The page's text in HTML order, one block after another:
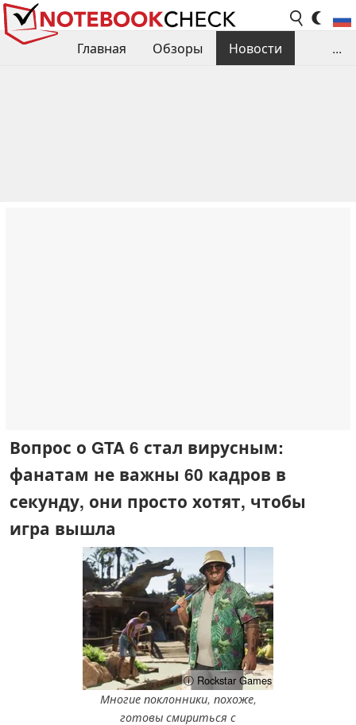
Главная Обзоры
Новости
...
Вопрос о GTA 6 стал вирусным:
фанатам не важны 60 кадров в
секунду, они просто хотят, чтобы
игра вышла
ⓘ Rockstar Games
Многие поклонники, похоже,
готовы смириться с